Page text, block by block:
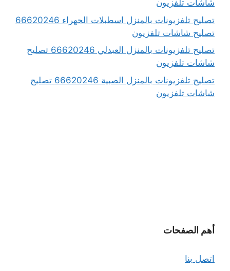
شاشات تلفزيون
تصليح تلفزيونات بالمنزل اسطبلات الجهراء 66620246
تصليح شاشات تلفزيون
تصليح تلفزيونات بالمنزل العبدلي 66620246 تصليح
شاشات تلفزيون
تصليح تلفزيونات بالمنزل الصبية 66620246 تصليح
شاشات تلفزيون
أهم الصفحات
اتصل بنا